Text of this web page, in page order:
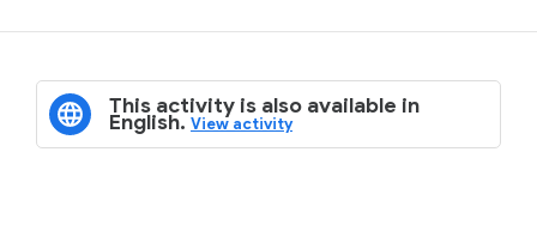
This activity is also available in
English.View activity